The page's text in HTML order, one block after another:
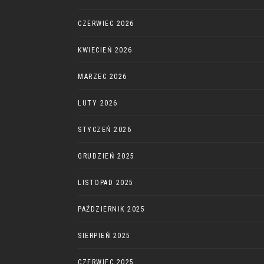
CZERWIEC 2026
KWIECIEŃ 2026
MARZEC 2026
LUTY 2026
STYCZEŃ 2026
GRUDZIEŃ 2025
LISTOPAD 2025
PAŹDZIERNIK 2025
SIERPIEŃ 2025
CZERWIEC 2025